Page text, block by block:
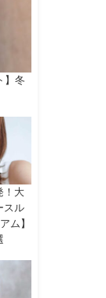
】冬
！大
スル
ム】